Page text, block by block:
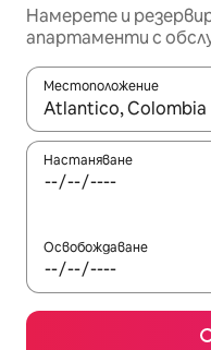
Намерете и
апартаменти с
Местоположение
Когато резултатите
Настаняване
Освобождаване